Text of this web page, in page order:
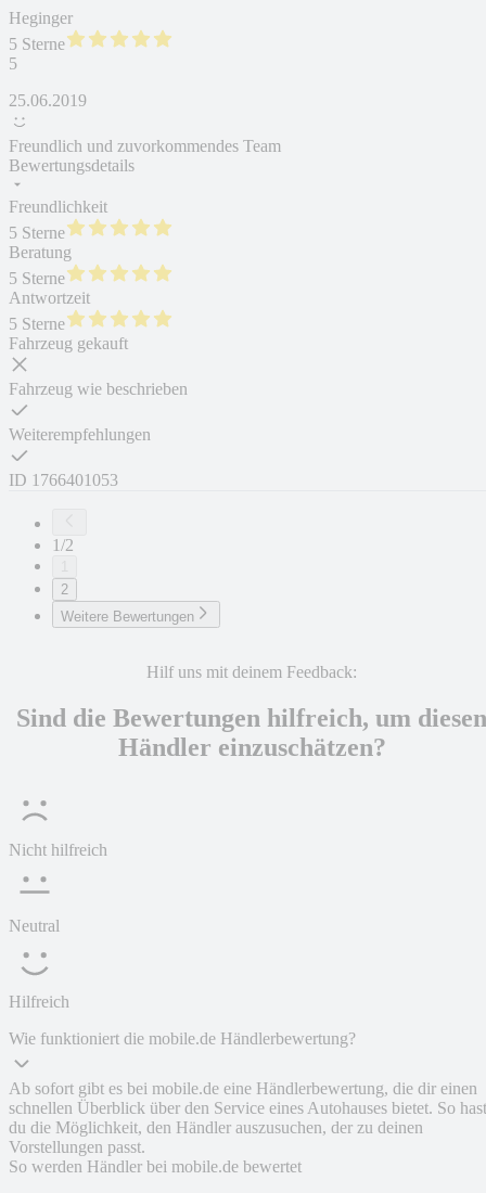
Heginger
5 Sterne
5
25.06.2019
Freundlich und zuvorkommendes Team
Bewertungsdetails
Freundlichkeit
5 Sterne
Beratung
5 Sterne
Antwortzeit
5 Sterne
Fahrzeug gekauft
Fahrzeug wie beschrieben
Weiterempfehlungen
ID 1766401053
1/2
2
Weitere Bewertungen
Hilf uns mit deinem Feedback:
Sind die Bewertungen hilfreich, um diesen
Händler einzuschätzen?
Nicht hilfreich
Neutral
Hilfreich
Wie funktioniert die mobile.de Händlerbewertung?
Ab sofort gibt es bei mobile.de eine Händlerbewertung, die dir einen
schnellen Überblick über den Service eines Autohauses bietet. So hast
du die Möglichkeit, den Händler auszusuchen, der zu deinen
Vorstellungen passt.
So werden Händler bei mobile.de bewertet